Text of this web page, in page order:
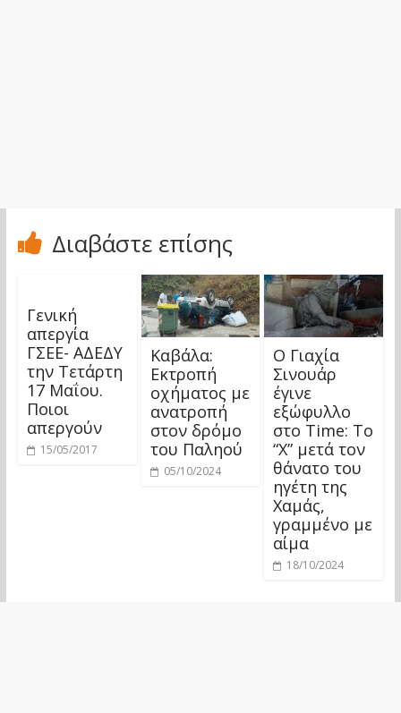
Διαβάστε επίσης
Γενική
απεργία
ΓΣΕΕ- ΑΔΕΔΥ
την Τετάρτη
17 Μαΐου.
Ποιοι
απεργούν
15/05/2017
Καβάλα:
Εκτροπή
οχήματος με
ανατροπή
στον δρόμο
του Παληού
05/10/2024
Ο Γιαχία
Σινουάρ
έγινε
εξώφυλλο
στο Time: Το
“Χ” μετά τον
θάνατο του
ηγέτη της
Χαμάς,
γραμμένο με
αίμα
18/10/2024